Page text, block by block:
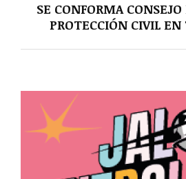
SE CONFORMA
PROTECCIÓN CIVIL EN